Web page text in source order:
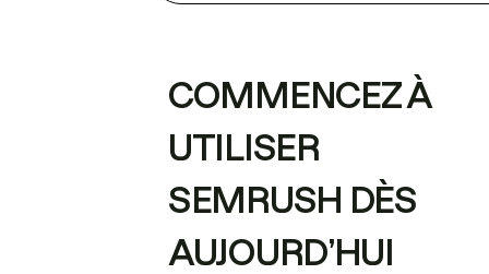
COMMENCEZ À
UTILISER
SEMRUSH DÈS
AUJOURD’HUI